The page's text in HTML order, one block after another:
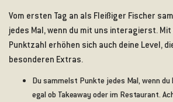
Vom ersten Tag an als Fleißiger Fischer
jedes Mal, wenn du mit uns interagierst.
Punktzahl erhöhen sich auch deine Level,
besonderen Extras.
Du sammelst Punkte jedes Mal, wenn du
egal ob Takeaway oder im Restaurant.